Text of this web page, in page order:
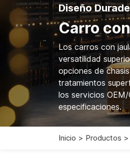
Diseño
Carro
Los carros con
versatilidad
opciones de
tratamientos
los servicios
especificaciones.
Inicio Productos